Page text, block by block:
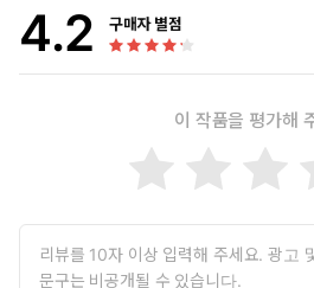
록 이끄는 ‘평생고객 전환 시스템’을 설
고객은 어떻게 일회성 구매자를 넘어 ‘찐
심은 판매자가 자신을 ‘전문가’로 포지
전히 ‘새로운 기회’를 제시하는 것이다.
가지 전략을 바탕으로, 고객을 맞이하는
지 모든 루트를 아우르는 프레임워크를
술을 체계적으로 따른다면 그저 고객이
4.2 구매자 별점
이 작품을 평가해